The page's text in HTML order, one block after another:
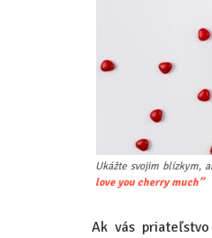
Ukážte svojim blízkym,
love you cherry much”
Ak vás